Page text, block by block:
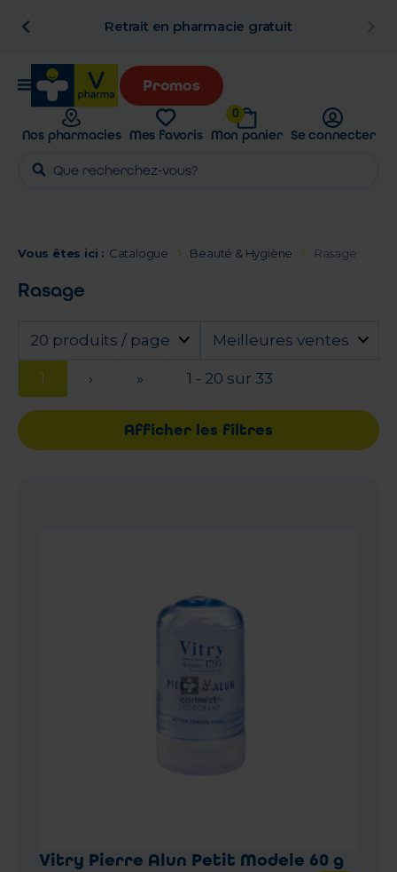
Retrait en pharmacie gratuit
Promos
Nos pharmacies Mes favoris
0
Mon panier Se connecter
Vous êtes ici : Catalogue Beauté & Hygiène Rasage
Rasage
20 produits / page Meilleures ventes
1 › » 1 - 20 sur 33
Afficher les filtres
Vitry Pierre Alun Petit Modele 60 g